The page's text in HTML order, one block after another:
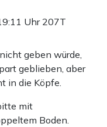
Uhr 207T
geben würde,
geblieben, aber
in die Köpfe.
mit
Boden.